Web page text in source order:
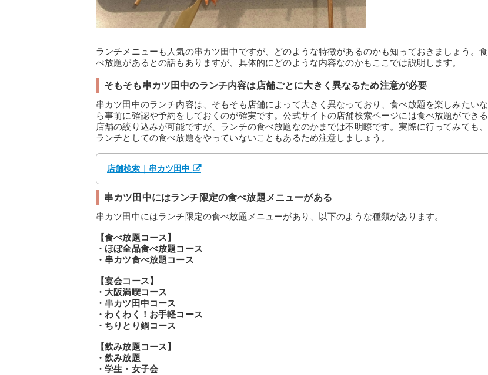
ランチメニューも人気の串カツ田中ですが、どのような特徴があるのかも知っておきましょう。食
べ放題があるとの話もありますが、具体的にどのような内容なのかもここでは説明します。
そもそも串カツ田中のランチ内容は店舗ごとに大きく異なるため注意が必要
串カツ田中のランチ内容は、そもそも店舗によって大きく異なっており、食べ放題を楽しみたいな
ら事前に確認や予約をしておくのが確実です。公式サイトの店舗検索ページには食べ放題ができる
店舗の絞り込みが可能ですが、ランチの食べ放題なのかまでは不明瞭です。実際に行ってみても、
ランチとしての食べ放題をやっていないこともあるため注意しましょう。
店舗検索｜串カツ田中
串カツ田中にはランチ限定の食べ放題メニューがある
串カツ田中にはランチ限定の食べ放題メニューがあり、以下のような種類があります。
【食べ放題コース】
・ほぼ全品食べ放題コース
・串カツ食べ放題コース
【宴会コース】
・大阪満喫コース
・串カツ田中コース
・わくわく！お手軽コース
・ちりとり鍋コース
【飲み放題コース】
・飲み放題
・学生・女子会